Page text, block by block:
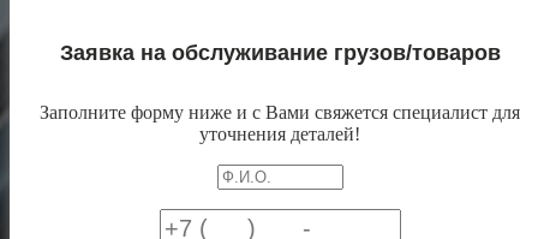
Заявка на обслуживание грузов/товаров
Заполните форму ниже и с Вами свяжется специалист для
уточнения деталей!